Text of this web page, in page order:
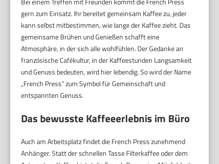
gern zum Einsatz. Ihr bereitet gemeinsam Kaffee zu, jeder
kann selbst mitbestimmen, wie lange der Kaffee zieht. Das
gemeinsame Brühen und Genießen schafft eine
Atmosphäre, in der sich alle wohlfühlen. Der Gedanke an
französische Cafékultur, in der Kaffeestunden Langsamkeit
und Genuss bedeuten, wird hier lebendig. So wird der Name
„French Press“ zum Symbol für Gemeinschaft und
entspannten Genuss.
Das bewusste Kaffeeerlebnis im Büro
Auch am Arbeitsplatz findet die French Press zunehmend
Anhänger. Statt der schnellen Tasse Filterkaffee oder dem